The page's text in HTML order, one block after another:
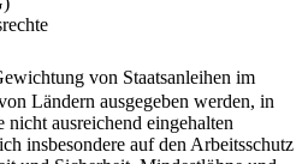
von Staatsanleihen im
Ländern ausgegeben werden, in
nicht ausreichend eingehalten
insbesondere auf den Arbeitsschutz